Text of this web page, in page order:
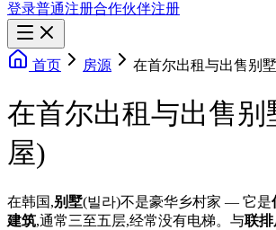
登录普通注册合作伙伴注册
首页 房源 在首尔出租与出售别
在首尔出租与出售别
屋)
在韩国,别墅(빌라)不是豪华乡村家 — 它是
建筑,通常三至五层,经常没有电梯。与联排